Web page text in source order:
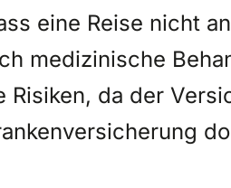
eine Reise nicht
medizinische
Risiken, da der